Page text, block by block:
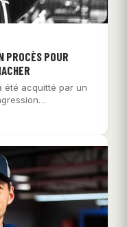
PROCÈS POUR
été acquitté par un